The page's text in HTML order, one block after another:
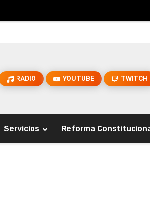
RADIO YOUTUBE TWITCH
Servicios Reforma